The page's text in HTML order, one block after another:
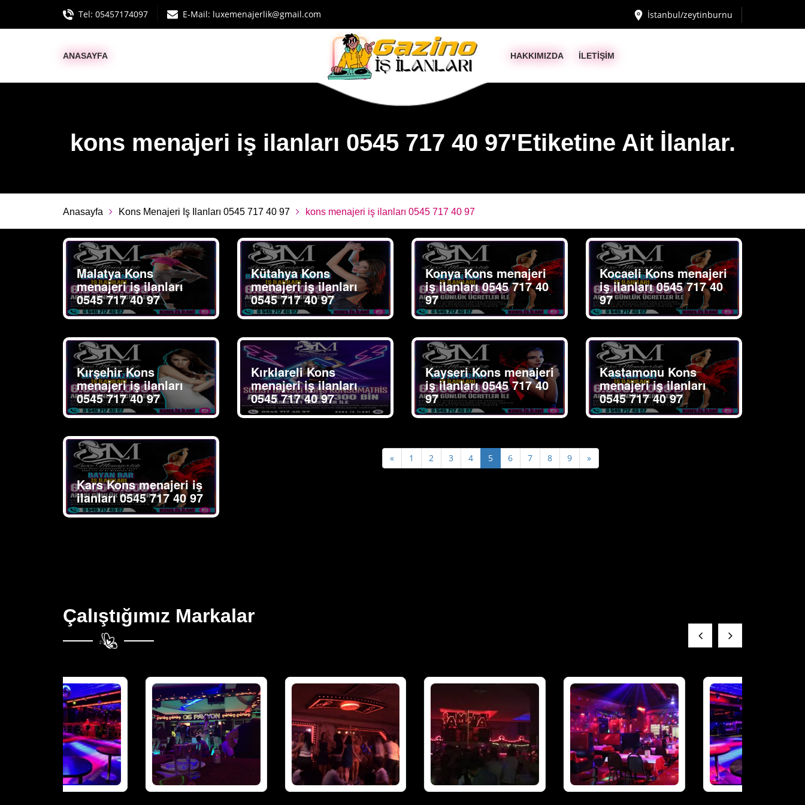
Tel: 05457174097 E-Mail: luxemenajerlik@gmail.com İstanbul/zeytinburnu
ANASAYFA HAKKIMIZDA İLETİŞİM
kons menajeri iş ilanları 0545 717 40 97'Etiketine Ait İlanlar.
Anasayfa Kons Menajeri Iş Ilanları 0545 717 40 97 kons menajeri iş ilanları 0545 717 40 97
Malatya Kons
menajeri iş ilanları
0545 717 40 97
Kütahya Kons
menajeri iş ilanları
0545 717 40 97
Konya Kons menajeri
iş ilanları 0545 717 40
97
Kocaeli Kons menajeri
iş ilanları 0545 717 40
97
Kırşehir Kons
menajeri iş ilanları
0545 717 40 97
Kırklareli Kons
menajeri iş ilanları
0545 717 40 97
Kayseri Kons menajeri
iş ilanları 0545 717 40
97
Kastamonu Kons
menajeri iş ilanları
0545 717 40 97
Kars Kons menajeri iş
ilanları 0545 717 40 97
«Previous
1 2 3 4 5 6 7 8 9 »Next
Çalıştığımız Markalar